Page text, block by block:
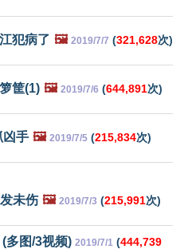
犯病了 🖼️ 2019/7/7 (321,628次)
筐(1) 🖼️ 2019/7/6 (644,891次)
凶手 🖼️ 2019/7/5 (215,834次)
未伤 🖼️ 2019/7/3 (215,991次)
多图/3视频) 2019/7/1 (444,739